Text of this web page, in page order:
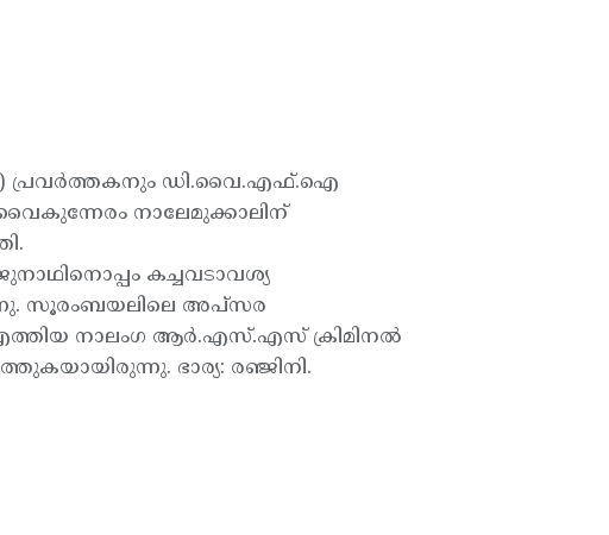
പ്രവര്‍ത്തകനും ഡി.വൈ.എഫ്.ഐ
നാലേമുക്കാലിന്
കച്ചവടാവശ്യ
സൂരംബയലിലെ അപ്‌സര
എത്തിയ നാലംഗ ആര്‍.എസ്.എസ് ക്രിമിനല്‍
ഭാര്യ: രഞ്ജിനി.